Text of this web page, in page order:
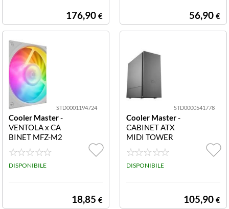
176,90 € 56,90 €
STD0001194724
Cooler Master-
VENTOLA x CA
BINET MFZ-M2
DW-24NP2-R1
MOBIUS 120P
ARGB WHITE E
DISPONIBILE
18,85 €
STD0000541778
Cooler Master-
CABINET ATX
MIDI TOWER
MCS-S600-KN5
N-S00 Silencio S
600 7Slot 1x5.2
DISPONIBILE
105,90 €